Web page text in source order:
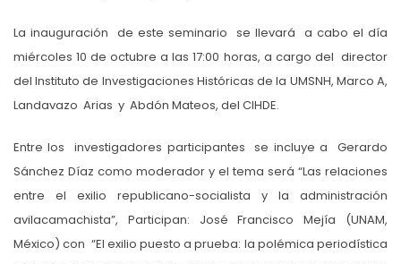
La inauguración de este seminario se llevará a cabo el día
miércoles 10 de octubre a las 17:00 horas, a cargo del director
del Instituto de Investigaciones Históricas de la UMSNH, Marco A,
Landavazo Arias y Abdón Mateos, del CIHDE.
Entre los investigadores participantes se incluye a Gerardo
Sánchez Díaz como moderador y el tema será “Las relaciones
entre el exilio republicano-socialista y la administración
avilacamachista”, Participan: José Francisco Mejía (UNAM,
México) con “El exilio puesto a prueba: la polémica periodística